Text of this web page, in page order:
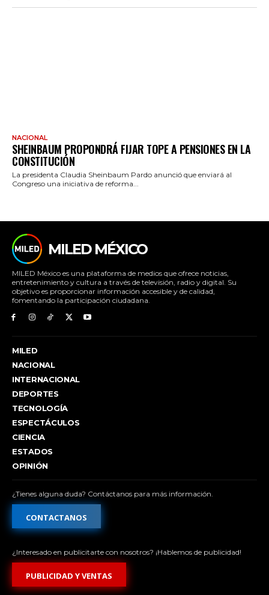
NACIONAL
SHEINBAUM PROPONDRÁ FIJAR TOPE A PENSIONES EN LA
CONSTITUCIÓN
La presidenta Claudia Sheinbaum Pardo anunció que enviará al
Congreso una iniciativa de reforma...
MILED MÉXICO
MILED México es una plataforma de medios que ofrece noticias,
entretenimiento y cultura a través de televisión, radio y digital. Su
objetivo es proporcionar información accesible y de calidad,
fomentando la participación ciudadana.
MILED
NACIONAL
INTERNACIONAL
DEPORTES
TECNOLOGÍA
ESPECTÁCULOS
CIENCIA
ESTADOS
OPINIÓN
¿Tienes alguna duda? Contáctanos para más información.
CONTACTANOS
¿Interesado en publicitarte con nosotros? ¡Hablemos de publicidad!
PUBLICIDAD Y VENTAS